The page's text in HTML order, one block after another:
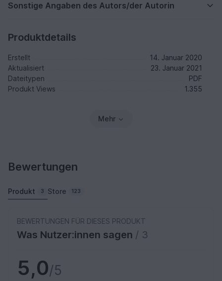
Sonstige Angaben des Autors/der Autorin
Produktdetails
Erstellt
14. Januar 2020
Aktualisiert
23. Januar 2021
Dateitypen
PDF
Produkt Views
1.355
Mehr
Bewertungen
Produkt 3 Store 123
BEWERTUNGEN FÜR DIESES PRODUKT
Was Nutzer:innen sagen / 3
5,0/5